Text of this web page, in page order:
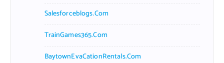
Salesforceblogs.com
TrainGames365.com
BaytownEvaCationRentals.com